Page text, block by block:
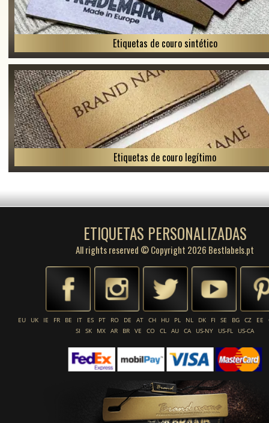
Etiquetas de couro sintético
Etiquetas de couro legítimo
ETIQUETAS PERSONALIZADAS
All rights reserved © Copyright 2026 Bestlabels.pt
EU UK IE FR BE IT ES PT RO DE AT CH HU PL NL DK FI SE BG CZ EE
SI
SK MX AR BR VE CO CL AU CA US-NY US-FL US-CA